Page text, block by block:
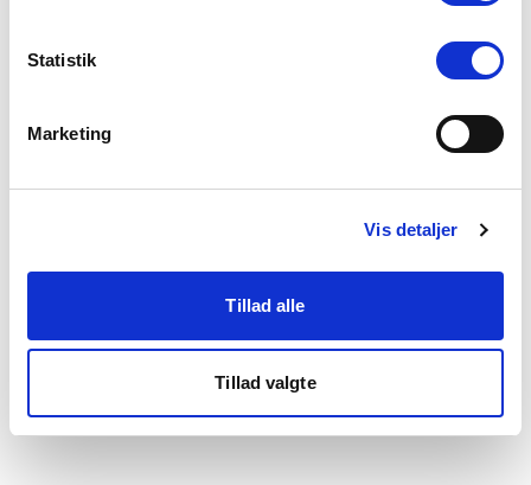
Statistik
Marketing
Vis detaljer
Tillad alle
Tillad valgte